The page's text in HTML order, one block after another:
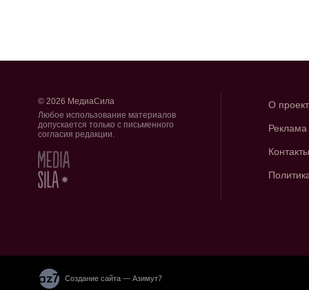
© 2026 МедиаСила
Любое использование материалов
допускается только с письменного
согласия редакции.
О
Реклама
Контакты
Создание сайта — Азимут7